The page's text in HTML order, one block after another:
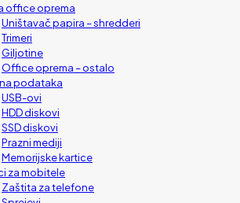
office oprema
Uništavač papira – shredderi
Trimeri
Giljotine
Office oprema – ostalo
podataka
USB-ovi
HDD diskovi
SSD diskovi
Prazni mediji
Memorijske kartice
za mobitele
Zaštita za telefone